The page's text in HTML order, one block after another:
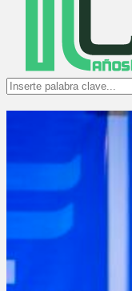
Search
for: